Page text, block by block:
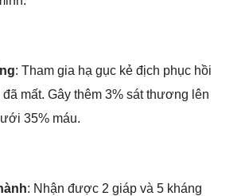
: Tham gia hạ gục kẻ địch phục hồi
mất. Gây thêm 3% sát thương lên
35% máu.
: Nhận được 2 giáp và 5 kháng